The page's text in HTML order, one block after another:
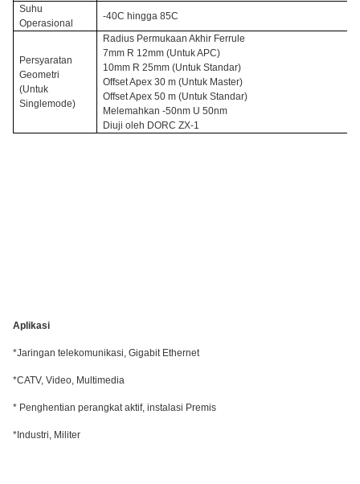
Suhu
Operasional
-40C hingga 85C
Persyaratan
Geometri
(Untuk
Singlemode)
Radius Permukaan Akhir Ferrule
7mm R 12mm (Untuk APC)
10mm R 25mm (Untuk Standar)
Offset Apex 30 m (Untuk Master)
Offset Apex 50 m (Untuk Standar)
Melemahkan -50nm U 50nm
Diuji oleh DORC ZX-1
Aplikasi
*Jaringan telekomunikasi, Gigabit Ethernet
*CATV, Video, Multimedia
* Penghentian perangkat aktif, instalasi Premis
*Industri, Militer